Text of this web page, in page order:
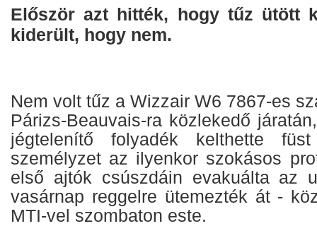
Először azt hitték, hogy tűz ütött
kiderült, hogy nem.
Nem volt tűz a Wizzair W6 7867-es
Párizs-Beauvais-ra közlekedő
jégtelenítő folyadék kelthette
személyzet az ilyenkor szokásos
első ajtók csúszdáin evakuálta az
vasárnap reggelre ütemezték át -
MTI-vel szombaton este.